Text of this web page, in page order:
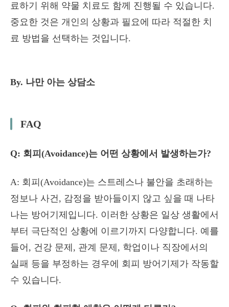
료하기 위해 약물 치료도 함께 진행될 수 있습니다.
중요한 것은 개인의 상황과 필요에 따라 적절한 치
료 방법을 선택하는 것입니다.
By. 나만 아는 상담소
FAQ
Q: 회피(Avoidance)는 어떤 상황에서 발생하는가?
A: 회피(Avoidance)는 스트레스나 불안을 초래하는
정보나 사건, 감정을 받아들이지 않고 싶을 때 나타
나는 방어기제입니다. 이러한 상황은 일상 생활에서
부터 극단적인 상황에 이르기까지 다양합니다. 예를
들어, 건강 문제, 관계 문제, 학업이나 직장에서의
실패 등을 부정하는 경우에 회피 방어기제가 작동할
수 있습니다.